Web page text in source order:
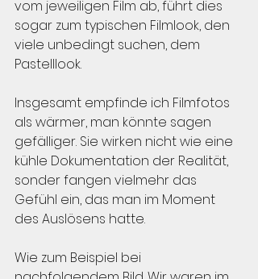
vom jeweiligen Film ab, führt dies
sogar zum typischen Filmlook, den
viele unbedingt suchen, dem
Pastelllook.
Insgesamt empfinde ich Filmfotos
als wärmer, man könnte sagen
gefälliger. Sie wirken nicht wie eine
kühle Dokumentation der Realität,
sonder fangen vielmehr das
Gefühl ein, das man im Moment
des Auslösens hatte.
Wie zum Beispiel bei